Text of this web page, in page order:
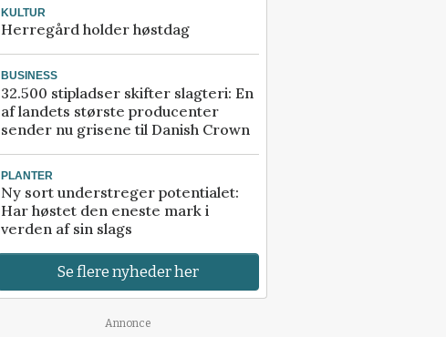
KULTUR
Herregård holder høstdag
BUSINESS
32.500 stipladser skifter slagteri: En
af landets største producenter
sender nu grisene til Danish Crown
PLANTER
Ny sort understreger potentialet:
Har høstet den eneste mark i
verden af sin slags
Se flere nyheder her
Annonce